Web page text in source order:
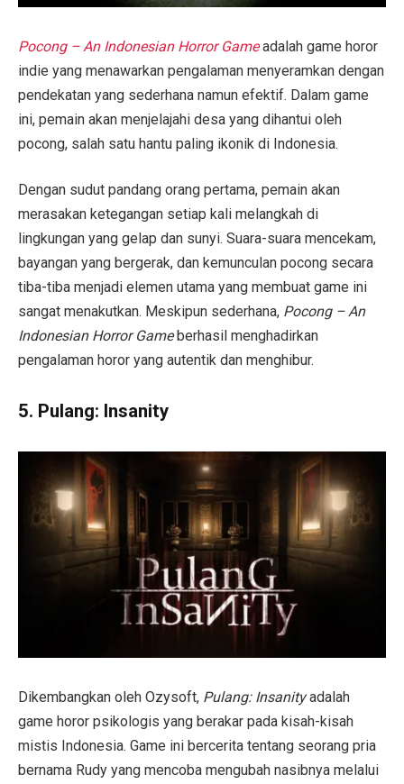
Pocong – An Indonesian Horror Gameadalah game horor
indie yang menawarkan pengalaman menyeramkan dengan
pendekatan yang sederhana namun efektif. Dalam game
ini, pemain akan menjelajahi desa yang dihantui oleh
pocong, salah satu hantu paling ikonik di Indonesia.
Dengan sudut pandang orang pertama, pemain akan
merasakan ketegangan setiap kali melangkah di
lingkungan yang gelap dan sunyi. Suara-suara mencekam,
bayangan yang bergerak, dan kemunculan pocong secara
tiba-tiba menjadi elemen utama yang membuat game ini
sangat menakutkan. Meskipun sederhana, Pocong – An
Indonesian Horror Gameberhasil menghadirkan
pengalaman horor yang autentik dan menghibur.
5. Pulang: Insanity
Dikembangkan oleh Ozysoft, Pulang: Insanityadalah
game horor psikologis yang berakar pada kisah-kisah
mistis Indonesia. Game ini bercerita tentang seorang pria
bernama Rudy yang mencoba mengubah nasibnya melalui